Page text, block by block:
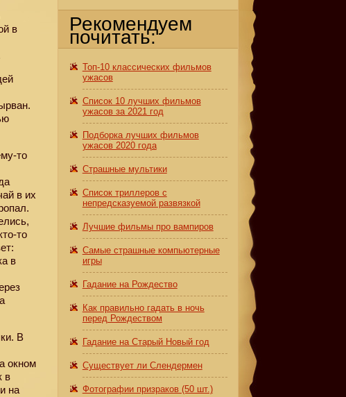
в
то
в их
то
в
В
окном
в
на
Рекомендуем
почитать:
Топ-10 классических фильмов
ужасов
Список 10 лучших фильмов
ужасов за 2021 год
Подборка лучших фильмов
ужасов 2020 года
Страшные мультики
Список триллеров с
непредсказуемой развязкой
Лучшие фильмы про вампиров
Самые страшные компьютерные
игры
Гадание на Рождество
Как правильно гадать в ночь
перед Рождеством
Гадание на Старый Новый год
Существует ли Слендермен
Фотографии призраков (50 шт.)